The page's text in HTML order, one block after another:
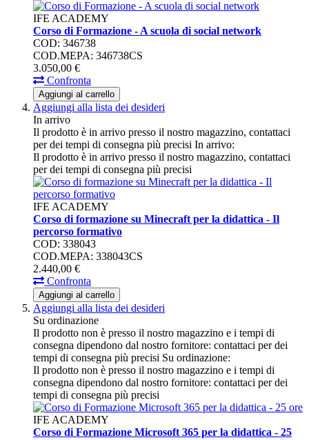
IFE ACADEMY
Corso di Formazione - A scuola di social network
COD: 346738
COD.MEPA: 346738CS
3.050,00 €
Confronta
Aggiungi al carrello
Aggiungi alla lista dei desideri
In arrivo
Il prodotto è in arrivo presso il nostro magazzino, contattaci
per dei tempi di consegna più precisi In arrivo:
Il prodotto è in arrivo presso il nostro magazzino, contattaci
per dei tempi di consegna più precisi
IFE ACADEMY
Corso di formazione su Minecraft per la didattica - Il
percorso formativo
COD: 338043
COD.MEPA: 338043CS
2.440,00 €
Confronta
Aggiungi al carrello
Aggiungi alla lista dei desideri
Su ordinazione
Il prodotto non è presso il nostro magazzino e i tempi di
consegna dipendono dal nostro fornitore: contattaci per dei
tempi di consegna più precisi Su ordinazione:
Il prodotto non è presso il nostro magazzino e i tempi di
consegna dipendono dal nostro fornitore: contattaci per dei
tempi di consegna più precisi
IFE ACADEMY
Corso di Formazione Microsoft 365 per la didattica - 25